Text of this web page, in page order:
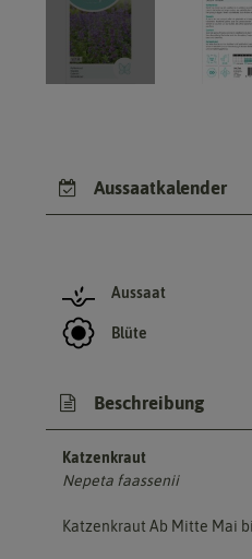
Aussaatkalender
Aussaat
Blüte
Beschreibung
Katzenkraut
Nepeta faassenii
Katzenkraut Ab Mitte Mai